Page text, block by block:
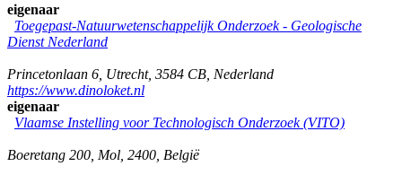
eigenaar
Toegepast-Natuurwetenschappelijk Onderzoek - Geologische
Dienst Nederland
Princetonlaan 6 Utrecht, 3584 CB Nederland
https://www.dinoloket.nl
eigenaar
Vlaamse Instelling voor Technologisch Onderzoek (VITO)
Boeretang 200 Mol 2400 België